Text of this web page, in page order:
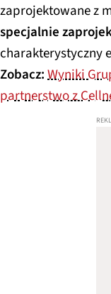
zaprojektowane z
specjalnie
charakterystyczny
Zobacz:Wyniki
partnerstwo z